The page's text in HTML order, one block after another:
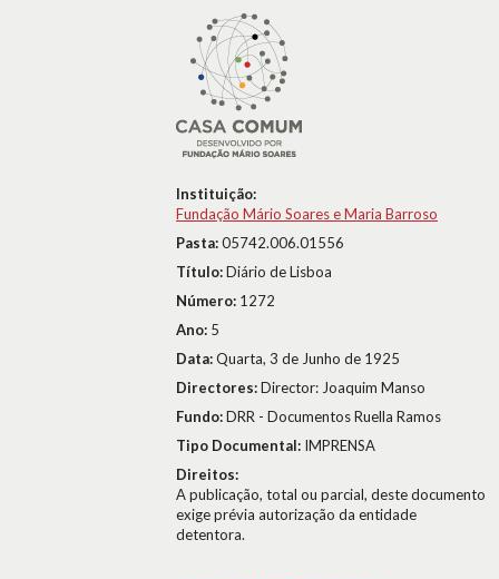
Instituição:
Fundação Mário Soares e Maria Barroso
Pasta:05742.006.01556
Título:Diário de Lisboa
Número: 1272
Ano: 5
Data:Quarta, 3 de Junho de 1925
Directores:Director: Joaquim Manso
Fundo:DRR - Documentos Ruella Ramos
Tipo Documental: IMPRENSA
Direitos:
A publicação, total ou parcial, deste documento
exige prévia autorização da entidade
detentora.